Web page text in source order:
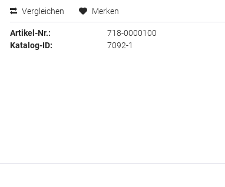
Vergleichen Merken
Artikel-Nr.:
718-0000100
Katalog-ID:
7092-1